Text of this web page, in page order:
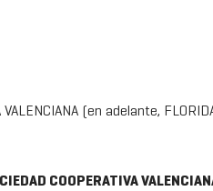
VALENCIANA (en adelante,
COOPERATIVA